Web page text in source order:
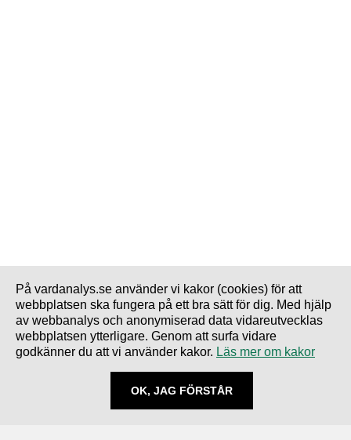
På vardanalys.se använder vi kakor (cookies) för att
webbplatsen ska fungera på ett bra sätt för dig. Med hjälp
av webbanalys och anonymiserad data vidareutvecklas
webbplatsen ytterligare. Genom att surfa vidare
godkänner du att vi använder kakor. Läs mer om kakor
OK, JAG FÖRSTÅR